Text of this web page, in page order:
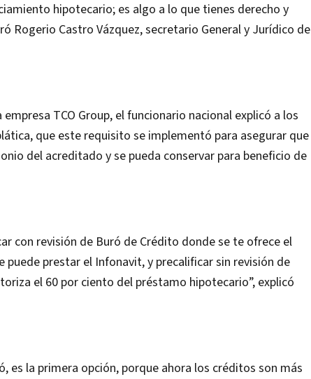
hipotecario; es algo a lo que tienes derecho y
Rogerio Castro Vázquez, secretario General y Jurídico de
TCO Group, el funcionario nacional explicó a los
que este requisito se implementó para asegurar que
del acreditado y se pueda conservar para beneficio de
con revisión de Buró de Crédito donde se te ofrece el
prestar el Infonavit, y precalificar sin revisión de
el 60 por ciento del préstamo hipotecario”, explicó
es la primera opción, porque ahora los créditos son más